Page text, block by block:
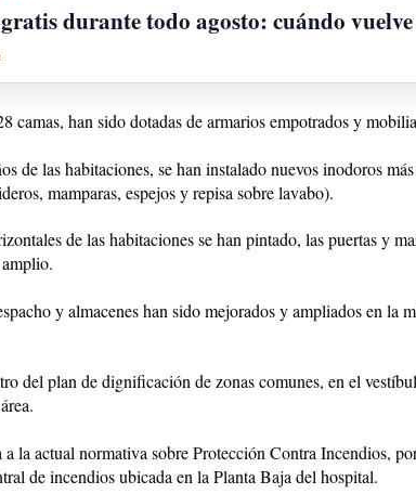
durante todo agosto: cuándo
camas, han sido dotadas de armarios empotrados y
de las habitaciones, se han instalado nuevos inodoros
mamparas, espejos y repisa sobre lavabo).
de las habitaciones se han pintado, las puertas y
y almacenes han sido mejorados y ampliados en la
del plan de dignificación de zonas comunes, en el
la actual normativa sobre Protección Contra Incendios,
de incendios ubicada en la Planta Baja del hospital.